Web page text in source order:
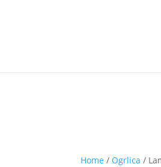
Home / Ogrlica /